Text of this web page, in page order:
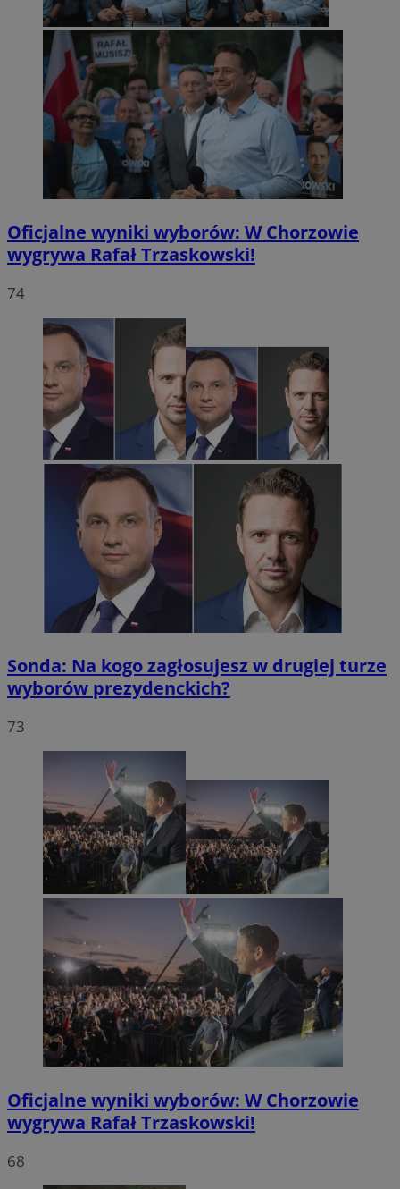
Oficjalne wyniki wyborów: W Chorzowie
wygrywa Rafał Trzaskowski!
74
Sonda: Na kogo zagłosujesz w drugiej turze
wyborów prezydenckich?
73
Oficjalne wyniki wyborów: W Chorzowie
wygrywa Rafał Trzaskowski!
68